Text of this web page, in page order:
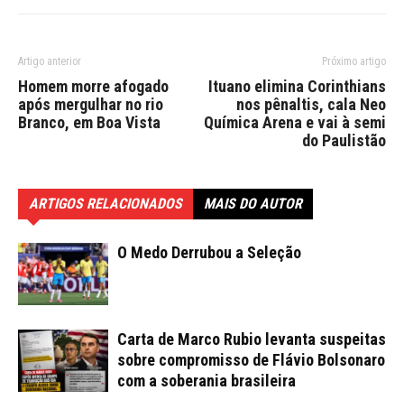
Artigo anterior
Homem morre afogado
após mergulhar no rio
Branco, em Boa Vista
Próximo artigo
Ituano elimina Corinthians
nos pênaltis, cala Neo
Química Arena e vai à semi
do Paulistão
ARTIGOS RELACIONADOS MAIS DO AUTOR
O Medo Derrubou a Seleção
Carta de Marco Rubio levanta suspeitas
sobre compromisso de Flávio Bolsonaro
com a soberania brasileira